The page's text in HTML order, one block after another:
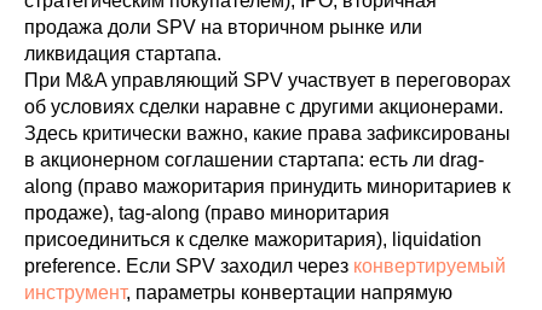
продажа доли SPV на вторичном рынке или
ликвидация стартапа.
При M&A управляющий SPV участвует в переговорах
об условиях сделки наравне с другими акционерами.
Здесь критически важно, какие права зафиксированы
в акционерном соглашении стартапа: есть ли drag-
along (право мажоритария принудить миноритариев к
продаже), tag-along (право миноритария
присоединиться к сделке мажоритария), liquidation
preference. Если SPV заходил через конвертируемый
инструмент, параметры конвертации напрямую